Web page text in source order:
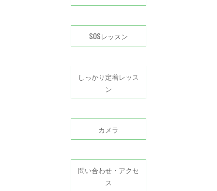
SOSレッスン
しっかり定着レッス
ン
カメラ
問い合わせ・アクセ
ス